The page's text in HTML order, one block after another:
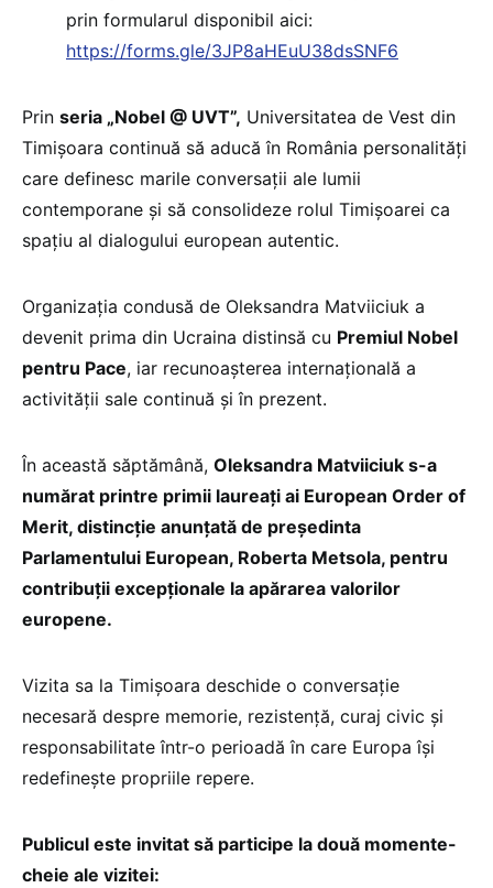
prin formularul disponibil aici:
https://forms.gle/3JP8aHEuU38dsSNF6
Prin seria „Nobel @ UVT”, Universitatea de Vest din
Timișoara continuă să aducă în România personalități
care definesc marile conversații ale lumii
contemporane și să consolideze rolul Timișoarei ca
spațiu al dialogului european autentic.
Organizația condusă de Oleksandra Matviiciuk a
devenit prima din Ucraina distinsă cu Premiul Nobel
pentru Pace, iar recunoașterea internațională a
activității sale continuă și în prezent.
În această săptămână, Oleksandra Matviiciuk s-a
numărat printre primii laureați ai European Order of
Merit, distincție anunțată de președinta
Parlamentului European, Roberta Metsola, pentru
contribuții excepționale la apărarea valorilor
europene.
Vizita sa la Timișoara deschide o conversație
necesară despre memorie, rezistență, curaj civic și
responsabilitate într-o perioadă în care Europa își
redefinește propriile repere.
Publicul este invitat să participe la două momente-
cheie ale vizitei: